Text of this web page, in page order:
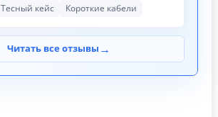
Тесный кейс Короткие кабели
Читать все отзывы →